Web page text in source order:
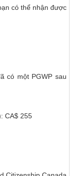
có thể nhận được
có một PGWP sau
CA$ 255